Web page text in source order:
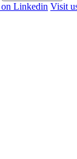
Linkedin Visit